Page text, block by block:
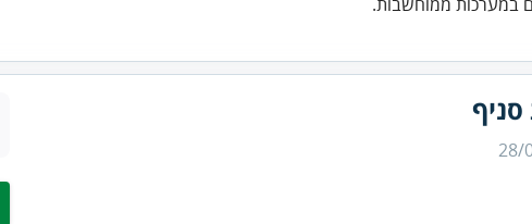
28/